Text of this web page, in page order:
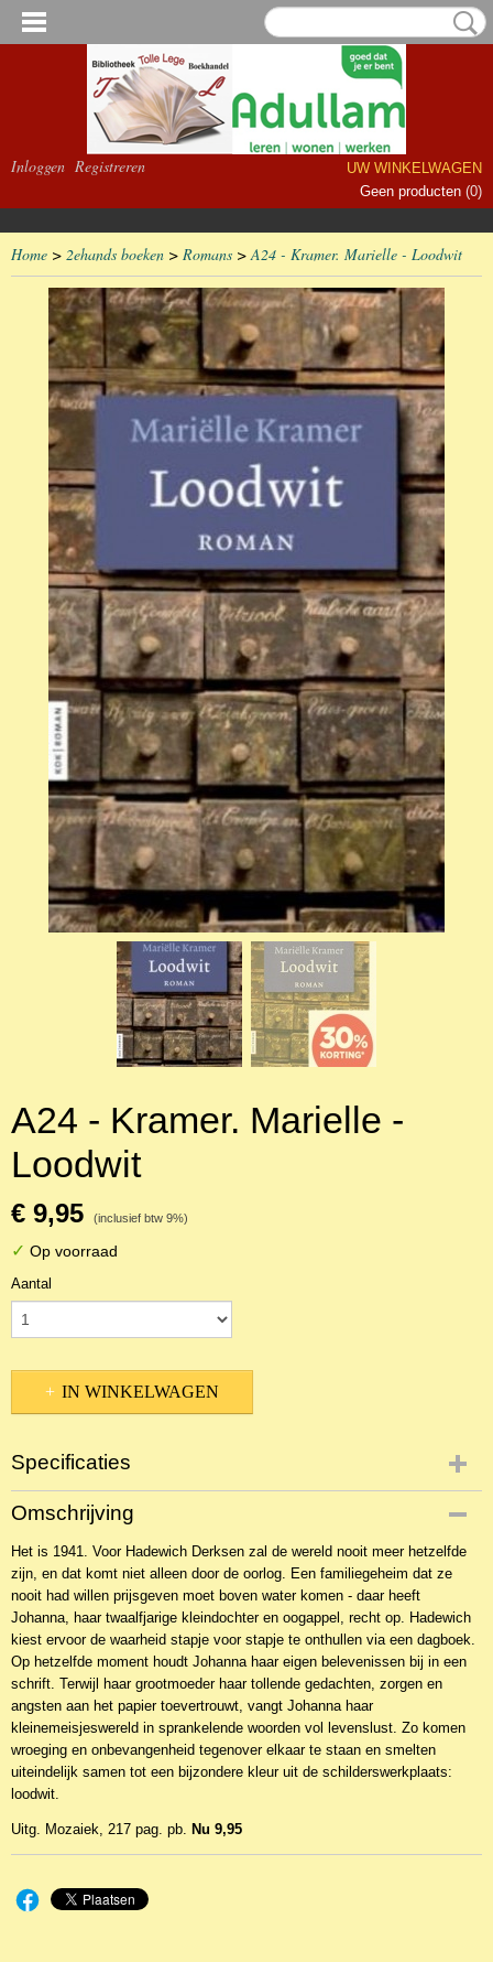
Inloggen Registreren
UW WINKELWAGEN
Geen producten (0)
Home > 2ehands boeken > Romans >A24 - Kramer. Marielle - Loodwit
A24 - Kramer. Marielle -
Loodwit
€ 9,95 (inclusief btw 9%)
✓ Op voorraad
Aantal
IN WINKELWAGEN
Specificaties
Productcode
2BKR-19530
Omschrijving
Het is 1941. Voor Hadewich Derksen zal de wereld nooit meer hetzelfde
zijn, en dat komt niet alleen door de oorlog. Een familiegeheim dat ze
nooit had willen prijsgeven moet boven water komen - daar heeft
Johanna, haar twaalfjarige kleindochter en oogappel, recht op. Hadewich
kiest ervoor de waarheid stapje voor stapje te onthullen via een dagboek.
Op hetzelfde moment houdt Johanna haar eigen belevenissen bij in een
schrift. Terwijl haar grootmoeder haar tollende gedachten, zorgen en
angsten aan het papier toevertrouwt, vangt Johanna haar
kleinemeisjeswereld in sprankelende woorden vol levenslust. Zo komen
wroeging en onbevangenheid tegenover elkaar te staan en smelten
uiteindelijk samen tot een bijzondere kleur uit de schilderswerkplaats:
loodwit.
Uitg. Mozaiek, 217 pag. pb. Nu 9,95